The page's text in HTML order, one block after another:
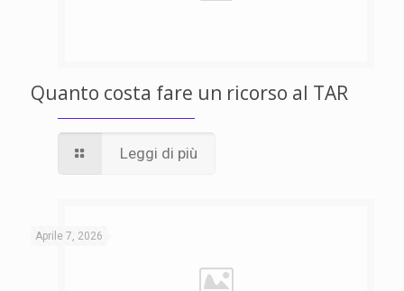
Quanto costa fare un ricorso al TAR
Leggi di più
Aprile 7, 2026